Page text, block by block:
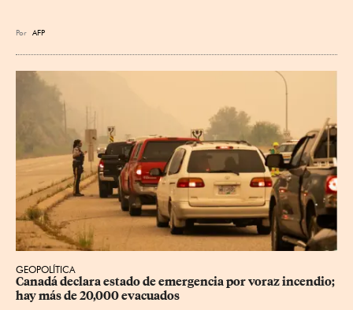
Por AFP
GEOPOLÍTICA
Canadá declara estado de emergencia por voraz incendio;
hay más de 20,000 evacuados